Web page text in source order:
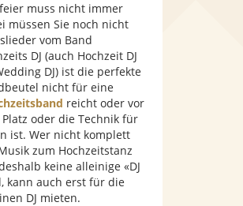
muss nicht immer
müssen Sie noch nicht
vom Band
DJ (auch Hochzeit DJ
DJ) ist die perfekte
nicht für eine
reicht oder vor
oder die Technik für
ist. Wer nicht komplett
zum Hochzeitstanz
keine alleinige «DJ
kann auch erst für die
DJ mieten.